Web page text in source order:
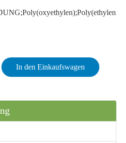
In den Einkaufswagen